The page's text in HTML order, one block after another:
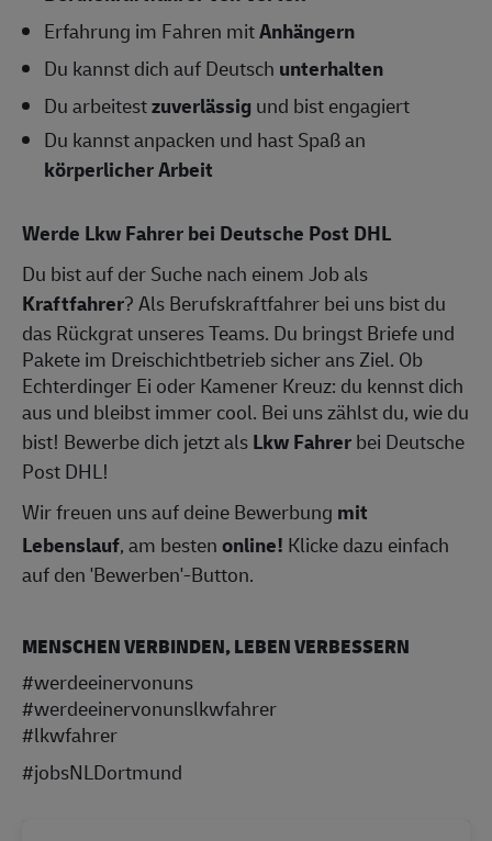
Erfahrung im Fahren mitAnhängern
Du kannst dich auf Deutsch unterhalten
Du arbeitestzuverlässigund bist engagiert
Du kannst anpacken und hast Spaß an
körperlicher Arbeit
Werde Lkw Fahrer bei Deutsche Post DHL
Du bist auf der Suche nach einem Job als
Kraftfahrer? Als Berufskraftfahrer bei uns bist du
das Rückgrat unseres Teams. Du bringst Briefe und
Pakete im Dreischichtbetrieb sicher ans Ziel. Ob
Echterdinger Ei oder Kamener Kreuz: du kennst dich
aus und bleibst immer cool. Bei uns zählst du, wie du
bist! Bewerbe dich jetzt alsLkw Fahrerbei Deutsche
Post DHL!
Wir freuen uns auf deine Bewerbung mit
Lebenslauf, am bestenonline! Klicke dazu einfach
auf den 'Bewerben'-Button.
MENSCHEN VERBINDEN, LEBEN VERBESSERN
#werdeeinervonuns
#werdeeinervonunslkwfahrer
#lkwfahrer
#jobsNLDortmund